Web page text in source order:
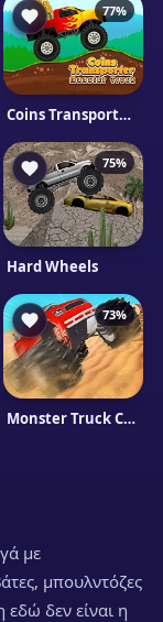
77%
Coins Transporter Monster Truck
75%
Hard Wheels
73%
Monster Truck Crush
με
μπουλντόζες
δεν είναι η